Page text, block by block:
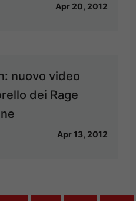
Apr 20, 2012
nuovo video
dei Rage
Apr 13, 2012